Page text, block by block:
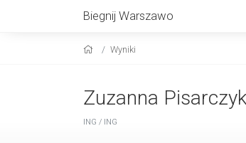
Biegnij Warszawo
Wyniki
Zuzanna Pisarczyk
ING / ING